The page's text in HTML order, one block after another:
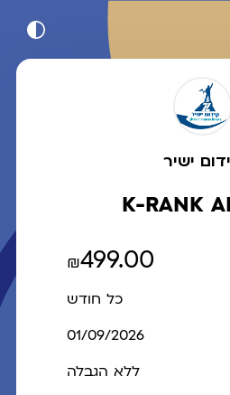
ישיר
K-RANK
₪499.00
כל חודש
01/09/2026
ללא הגבלה